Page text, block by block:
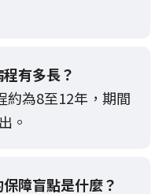
有多長？
約為8至12年，期間
。
障盲點是什麼？